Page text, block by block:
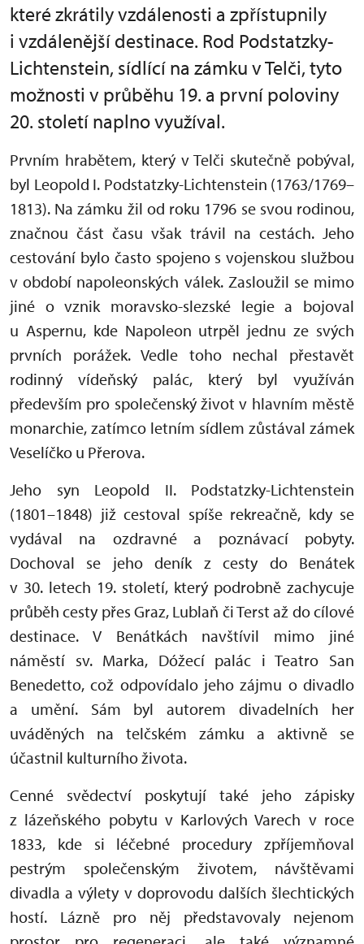
které zkrátily vzdálenosti a zpřístupnily
i vzdálenější destinace. Rod Podstatzky-
Lichtenstein, sídlící na zámku v Telči, tyto
možnosti v průběhu 19. a první poloviny
20. století naplno využíval.
Prvním hrabětem, který v Telči skutečně pobýval,
byl Leopold I. Podstatzky-Lichtenstein (1763/1769–
1813). Na zámku žil od roku 1796 se svou rodinou,
značnou část času však trávil na cestách. Jeho
cestování bylo často spojeno s vojenskou službou
v období napoleonských válek. Zasloužil se mimo
jiné o vznik moravsko-slezské legie a bojoval
u Aspernu, kde Napoleon utrpěl jednu ze svých
prvních porážek. Vedle toho nechal přestavět
rodinný vídeňský palác, který byl využíván
především pro společenský život v hlavním městě
monarchie, zatímco letním sídlem zůstával zámek
Veselíčko u Přerova.
Jeho syn Leopold II. Podstatzky-Lichtenstein
(1801–1848) již cestoval spíše rekreačně, kdy se
vydával na ozdravné a poznávací pobyty.
Dochoval se jeho deník z cesty do Benátek
v 30. letech 19. století, který podrobně zachycuje
průběh cesty přes Graz, Lublaň či Terst až do cílové
destinace. V Benátkách navštívil mimo jiné
náměstí sv. Marka, Dóžecí palác i Teatro San
Benedetto, což odpovídalo jeho zájmu o divadlo
a umění. Sám byl autorem divadelních her
uváděných na telčském zámku a aktivně se
účastnil kulturního života.
Cenné svědectví poskytují také jeho zápisky
z lázeňského pobytu v Karlových Varech v roce
1833, kde si léčebné procedury zpříjemňoval
pestrým společenským životem, návštěvami
divadla a výlety v doprovodu dalších šlechtických
hostí. Lázně pro něj představovaly nejenom